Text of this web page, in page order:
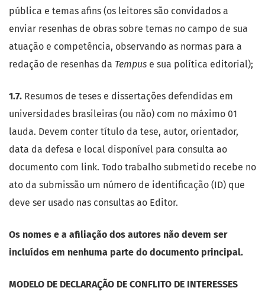
pública e temas afins (os leitores são convidados a
enviar resenhas de obras sobre temas no campo de sua
atuação e competência, observando as normas para a
redação de resenhas da Tempus e sua política editorial);
1.7. Resumos de teses e dissertações defendidas em
universidades brasileiras (ou não) com no máximo 01
lauda. Devem conter título da tese, autor, orientador,
data da defesa e local disponível para consulta ao
documento com link. Todo trabalho submetido recebe no
ato da submissão um número de identificação (ID) que
deve ser usado nas consultas ao Editor.
Os nomes e a afiliação dos autores não devem ser
incluídos em nenhuma parte do documento principal.
MODELO DE DECLARAÇÃO DE CONFLITO DE INTERESSES